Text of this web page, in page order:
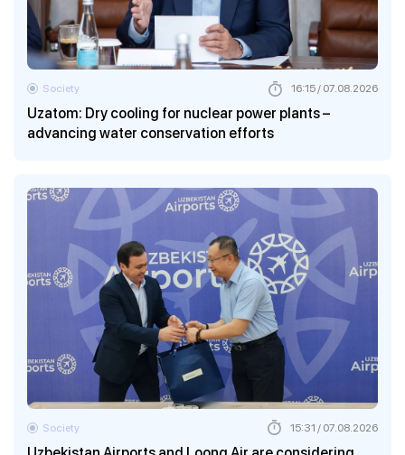
Uzatom: Dry cooling for nuclear power plants –
advancing water conservation efforts
Society 16:15 / 07.08.2026
Society 15:31 / 07.08.2026